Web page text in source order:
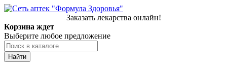
Заказать лекарства онлайн!
Корзина ждет
Выберите любое предложение
Найти